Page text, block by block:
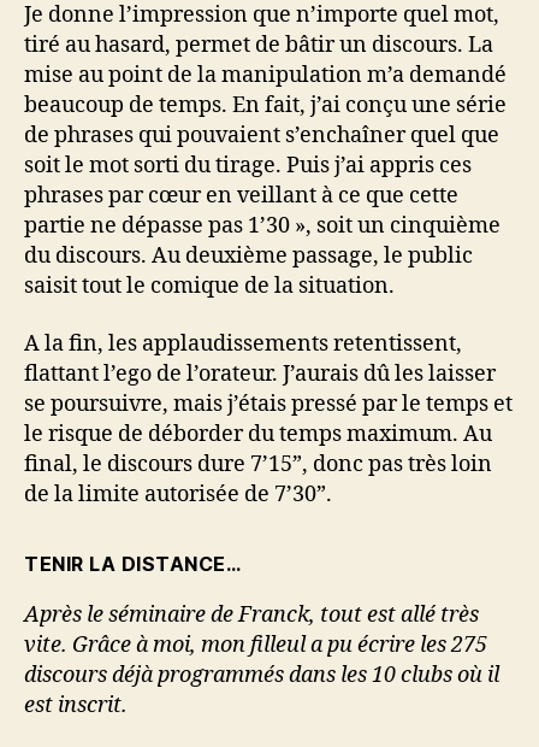
Je donne l’impression que n’importe quel mot,
tiré au hasard, permet de bâtir un discours. La
mise au point de la manipulation m’a demandé
beaucoup de temps. En fait, j’ai conçu une série
de phrases qui pouvaient s’enchaîner quel que
soit le mot sorti du tirage. Puis j’ai appris ces
phrases par cœur en veillant à ce que cette
partie ne dépasse pas 1’30 », soit un cinquième
du discours. Au deuxième passage, le public
saisit tout le comique de la situation.
A la fin, les applaudissements retentissent,
flattant l’ego de l’orateur. J’aurais dû les laisser
se poursuivre, mais j’étais pressé par le temps et
le risque de déborder du temps maximum. Au
final, le discours dure 7’15”, donc pas très loin
de la limite autorisée de 7’30”.
TENIR LA DISTANCE…
Après le séminaire de Franck, tout est allé très
vite. Grâce à moi, mon filleul a pu écrire les 275
discours déjà programmés dans les 10 clubs où il
est inscrit.